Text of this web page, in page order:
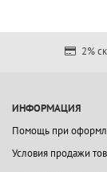
2%
ИНФОРМАЦИЯ
Помощь при
Условия продажи